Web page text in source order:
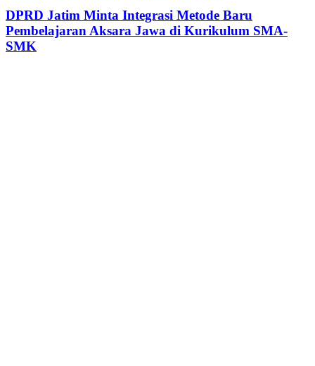
DPRD Jatim Minta Integrasi Metode Baru
Pembelajaran Aksara Jawa di Kurikulum SMA-
SMK